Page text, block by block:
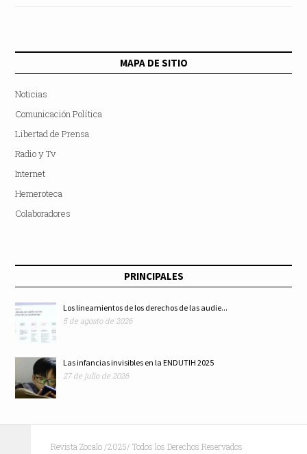
MAPA DE SITIO
Noticias
Comunicación Política
Libertad de Prensa
Radio y Tv
Internet
Hemeroteca
Colaboradores
PRINCIPALES
Los lineamientos de los derechos de las audie...
5 de agosto de 2026
Las infancias invisibles en la ENDUTIH 2025
27 de julio de 2026
Revista Zocalo /2025/ Todos los Derechos Reservados